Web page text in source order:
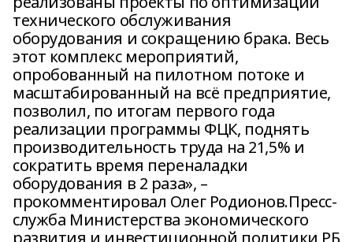
технического обслуживания
оборудования и сокращению брака. Весь
этот комплекс мероприятий,
опробованный на пилотном потоке и
масштабированный на всё предприятие,
позволил, по итогам первого года
реализации программы ФЦК, поднять
производительность труда на 21,5% и
сократить время переналадки
оборудования в 2 раза», –
прокомментировал Олег Родионов.Пресс-
служба Министерства экономического
развития и инвестиционной политики РБ